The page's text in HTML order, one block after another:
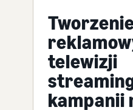
telewizji
kampanii